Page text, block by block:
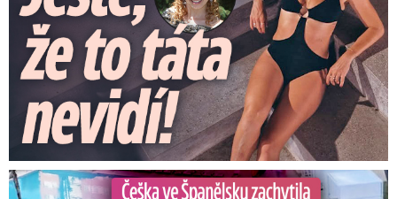
Češka ve Španělsku natočila nedůstojný boj o lehátka